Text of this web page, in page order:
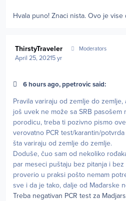
Hvala puno! Znaci nista. Ovo je vise
ThirstyTraveler Moderators
April 25, 20215 yr
6 hours ago, ppetrovic said:
Pravila variraju od zemlje do
još uvek ne može sa SRB pasošem
porodicu, treba ti pozivno pismo
verovatno PCR test/karantin/
šta variraju od zemlje do zemlje.
Doduše, čuo sam od nekoliko
par meseci puštaju bez pitanja i
proverio u praksi pošto nemam
sve i da je tako, dalje od Mađarske
Treba negativan PCR test za